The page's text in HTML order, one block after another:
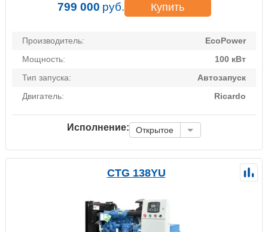
799 000 руб. Купить
Производитель:
EcoPower
Мощность:
100 кВт
Тип запуска:
Автозапуск
Двигатель:
Ricardo
Исполнение: Открытое
CTG 138YU